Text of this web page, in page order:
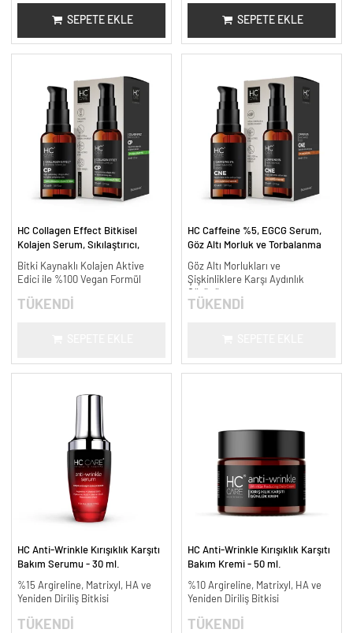
SEPETE EKLE SEPETE EKLE
HC Collagen Effect Bitkisel
Kolajen Serum, Sıkılaştırıcı,
Bitki Kaynaklı Kolajen Aktive
Edici ile %100 Vegan Formül
TÜKENDİ
HC Caffeine %5, EGCG Serum,
Göz Altı Morluk ve Torbalanma
Göz Altı Morlukları ve
Şişkinliklere Karşı Aydınlık
TÜKENDİ
HC Anti-Wrinkle Kırışıklık Karşıtı
Bakım Serumu - 30 ml.
%15 Argireline, Matrixyl, HA ve
Yeniden Diriliş Bitkisi
TÜKENDİ
HC Anti-Wrinkle Kırışıklık Karşıtı
Bakım Kremi - 50 ml.
%10 Argireline, Matrixyl, HA ve
Yeniden Diriliş Bitkisi
TÜKENDİ